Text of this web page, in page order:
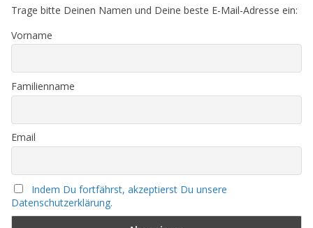
Trage bitte Deinen Namen und Deine beste E-Mail-Adresse ein:
Vorname
Familienname
Email
Indem Du fortfährst, akzeptierst Du unsere
Datenschutzerklärung.